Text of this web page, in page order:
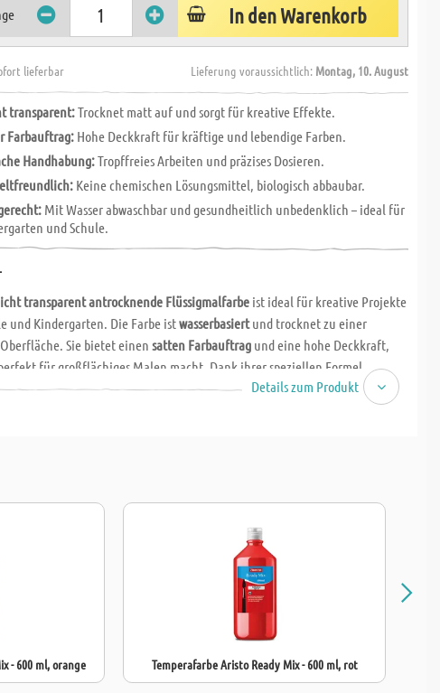
In den Warenkorb
lieferbar Lieferung voraussichtlich: Montag, 10. August
transparent:Trocknet matt auf und sorgt für kreative Effekte.
Farbauftrag: Hohe Deckkraft für kräftige und lebendige Farben.
Handhabung:Tropffreies Arbeiten und präzises Dosieren.
Keine chemischen Lösungsmittel, biologisch abbaubar.
Mit Wasser abwaschbar und gesundheitlich unbedenklich – ideal für
und Schule.
transparent antrocknende Flüssigmalfarbe ist ideal für kreative Projekte
und Kindergarten. Die Farbe istwasserbasiertund trocknet zu einer
Sie bietet einensatten Farbauftrag und eine hohe Deckkraft,
für großflächiges Malen macht. Dank ihrer speziellen Formel
siesauberes, tropffreies Arbeitenund eine exakte Dosierung, ohne
den Einsatz mit Kindern.
ist die perfekte Wahl für Pädagogen, die hochwertige und
für kreative Kinderprojekte suchen.
Details zum Produkt
- 600 ml, orange Temperafarbe Aristo Ready Mix - 600 ml, rot